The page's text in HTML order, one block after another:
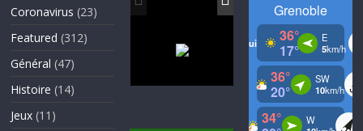
Coronavirus (23)
Featured (312)
Général (47)
Histoire (14)
Jeux (11)